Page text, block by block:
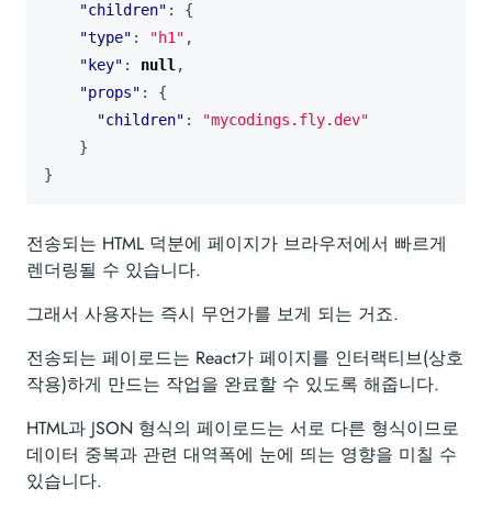
"children" :
{
"type" : "h1" ,
"key" : null,
"props" :
{
"children" :
"mycodings.fly.dev"
}
}
전송되는 HTML 덕분에 페이지가 브라우저에서 빠르게
렌더링될 수 있습니다.
그래서 사용자는 즉시 무언가를 보게 되는 거죠.
전송되는 페이로드는 React가 페이지를 인터랙티브(상호
작용)하게 만드는 작업을 완료할 수 있도록 해줍니다.
HTML과 JSON 형식의 페이로드는 서로 다른 형식이므로
데이터 중복과 관련 대역폭에 눈에 띄는 영향을 미칠 수
있습니다.